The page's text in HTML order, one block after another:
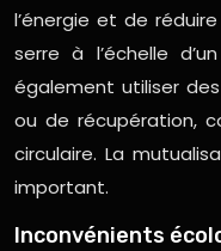
l’énergie et de
serre à l’échelle
également utiliser
ou de récupération,
circulaire. La
important.
Inconvénients